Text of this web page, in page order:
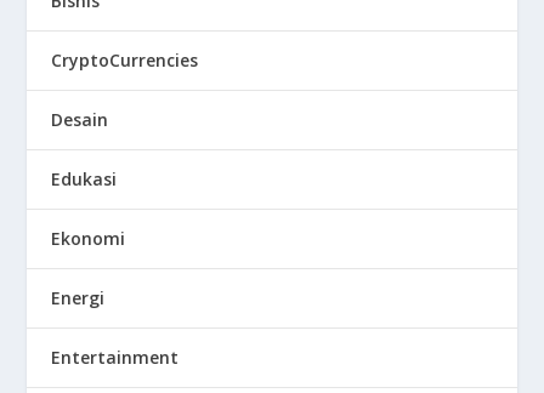
CryptoCurrencies
Desain
Edukasi
Ekonomi
Energi
Entertainment